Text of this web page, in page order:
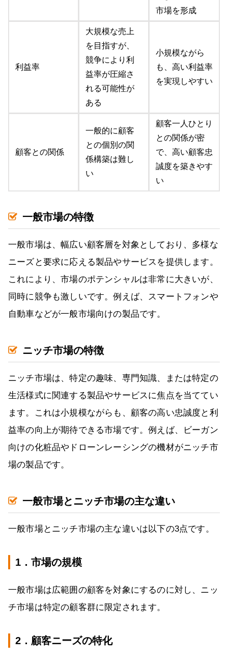
市場を形成
利益率
大規模な売上
を目指すが、
競争により利
益率が圧縮さ
れる可能性が
ある
小規模ながら
も、高い利益率
を実現しやすい
顧客との関係
一般的に顧客
との個別の関
係構築は難し
い
顧客一人ひとり
との関係が密
で、高い顧客忠
誠度を築きやす
い
一般市場の特徴
一般市場は、幅広い顧客層を対象としており、多様な
ニーズと要求に応える製品やサービスを提供します。
これにより、市場のポテンシャルは非常に大きいが、
同時に競争も激しいです。例えば、スマートフォンや
自動車などが一般市場向けの製品です。
ニッチ市場の特徴
ニッチ市場は、特定の趣味、専門知識、または特定の
生活様式に関連する製品やサービスに焦点を当ててい
ます。これは小規模ながらも、顧客の高い忠誠度と利
益率の向上が期待できる市場です。例えば、ビーガン
向けの化粧品やドローンレーシングの機材がニッチ市
場の製品です。
一般市場とニッチ市場の主な違い
一般市場とニッチ市場の主な違いは以下の3点です。
1．市場の規模
一般市場は広範囲の顧客を対象にするのに対し、ニッ
チ市場は特定の顧客群に限定されます。
2．顧客ニーズの特化